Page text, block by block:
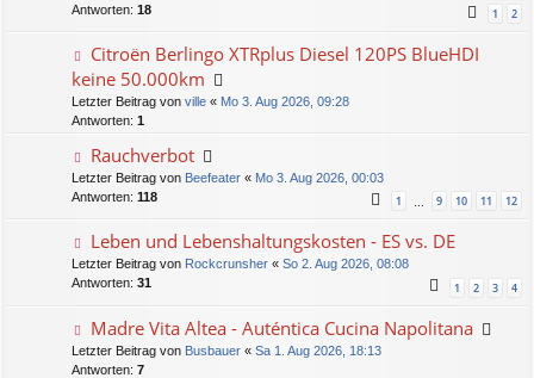
Antworten: 18 1 2
Citroën Berlingo XTRplus Diesel 120PS BlueHDI
keine 50.000km
Letzter Beitrag von ville « Mo 3. Aug 2026, 09:28
Antworten: 1
Rauchverbot
Letzter Beitrag von Beefeater « Mo 3. Aug 2026, 00:03
Antworten: 118 1 … 9 10 11 12
Leben und Lebenshaltungskosten - ES vs. DE
Letzter Beitrag von Rockcrunsher « So 2. Aug 2026, 08:08
Antworten: 31 1 2 3 4
Madre Vita Altea - Auténtica Cucina Napolitana
Letzter Beitrag von Busbauer « Sa 1. Aug 2026, 18:13
Antworten: 7